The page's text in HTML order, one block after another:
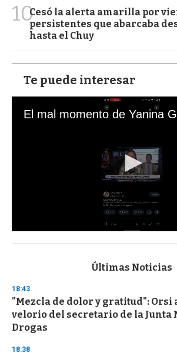
10Cesó la alerta amarilla por
persistentes que abarcaba
hasta el Chuy
Te puede interesar
s
d
s
o
f
3
s
Últimas Noticias
18:43
"Mezcla de dolor y gratitud": Orsi
velorio del secretario de la Junta
Drogas
18:38